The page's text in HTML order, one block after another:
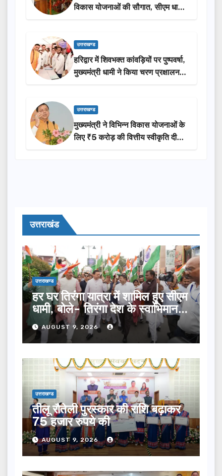
विकास योजनाओं की सौगात, सीएम धामी
ने किया लोकार्पण-शिलान्यास.
उत्तराखण्ड
हरिद्वार में शिवभक्त कांवड़ियों पर पुष्पवर्षा,
मुख्यमंत्री धामी ने किया चरण प्रक्षालन…
उत्तराखण्ड
मुख्यमंत्री ने विभिन्न विकास योजनाओं के
लिए ₹5 करोड़ की वित्तीय स्वीकृति दी…
उत्तराखंड
उत्तराखण्ड
हर घर तिरंगा यात्रा में शामिल हुए सीएम
धामी, बोले- तिरंगा देश के स्वाभिमान
का प्रतीक
AUGUST 9, 2026
उत्तराखण्ड
तीलू रौतेली पुरस्कार की राशि बढ़ाकर
75 हजार रुपये की
AUGUST 9, 2026